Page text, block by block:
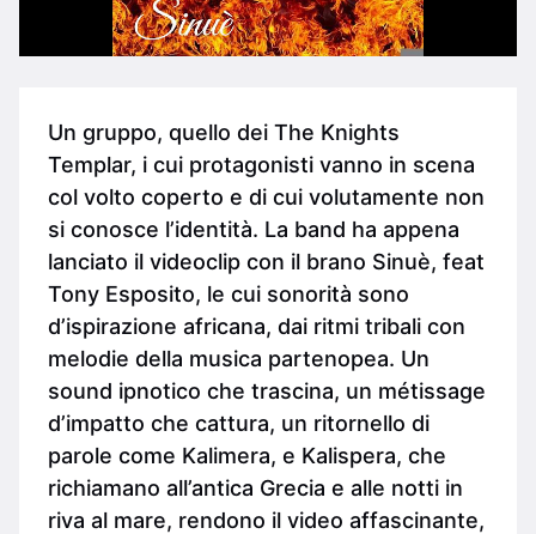
Un gruppo, quello dei The Knights
Templar, i cui protagonisti vanno in scena
col volto coperto e di cui volutamente non
si conosce l’identità. La band ha appena
lanciato il videoclip con il brano Sinuè, feat
Tony Esposito, le cui sonorità sono
d’ispirazione africana, dai ritmi tribali con
melodie della musica partenopea. Un
sound ipnotico che trascina, un métissage
d’impatto che cattura, un ritornello di
parole come Kalimera, e Kalispera, che
richiamano all’antica Grecia e alle notti in
riva al mare, rendono il video affascinante,